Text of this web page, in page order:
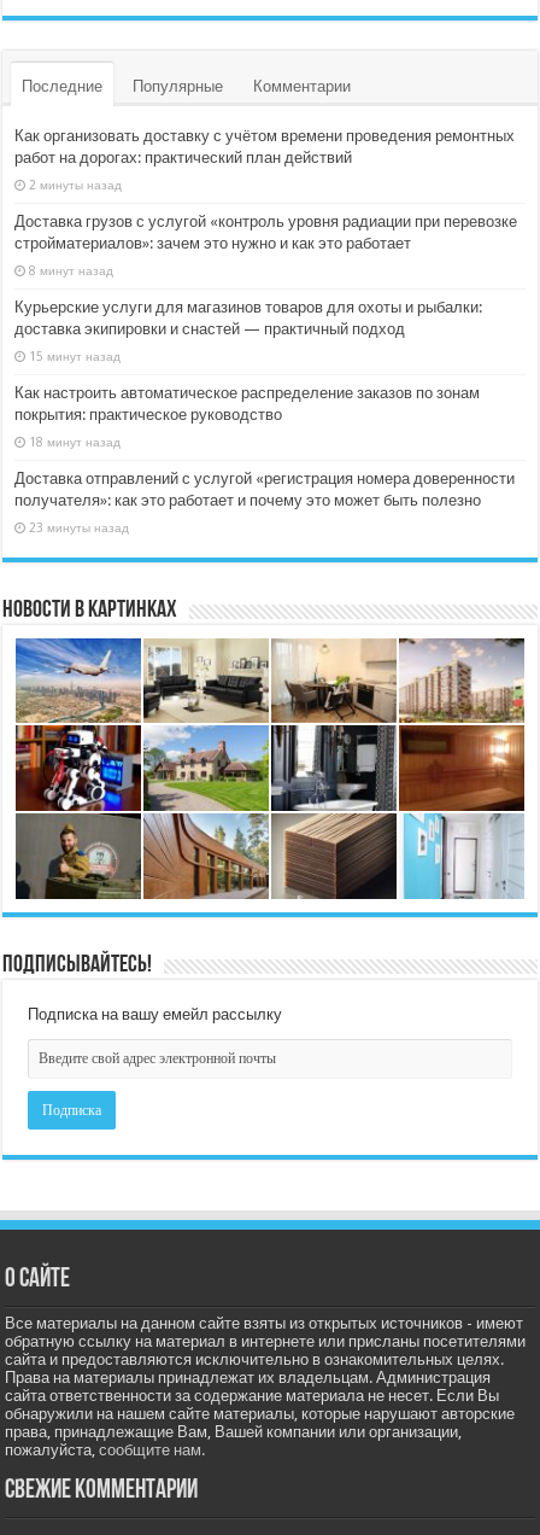
Последние Популярные Комментарии
Как организовать доставку с учётом времени проведения ремонтных
работ на дорогах: практический план действий
2 минуты назад
Доставка грузов с услугой «контроль уровня радиации при перевозке
стройматериалов»: зачем это нужно и как это работает
8 минут назад
Курьерские услуги для магазинов товаров для охоты и рыбалки:
доставка экипировки и снастей — практичный подход
15 минут назад
Как настроить автоматическое распределение заказов по зонам
покрытия: практическое руководство
18 минут назад
Доставка отправлений с услугой «регистрация номера доверенности
получателя»: как это работает и почему это может быть полезно
23 минуты назад
Новости в картинках
Подписывайтесь!
Подписка на вашу емейл рассылку
О сайте
Все материалы на данном сайте взяты из открытых источников - имеют
обратную ссылку на материал в интернете или присланы посетителями
сайта и предоставляются исключительно в ознакомительных целях.
Права на материалы принадлежат их владельцам. Администрация
сайта ответственности за содержание материала не несет. Если Вы
обнаружили на нашем сайте материалы, которые нарушают авторские
права, принадлежащие Вам, Вашей компании или организации,
пожалуйста,сообщите нам.
Свежие комментарии